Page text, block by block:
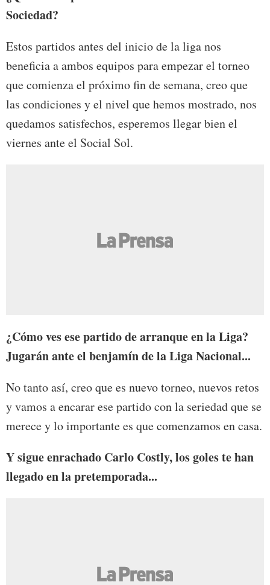
Sociedad?
Estos partidos antes del inicio de la liga nos
beneficia a ambos equipos para empezar el torneo
que comienza el próximo fin de semana, creo que
las condiciones y el nivel que hemos mostrado, nos
quedamos satisfechos, esperemos llegar bien el
viernes ante el Social Sol.
¿Cómo ves ese partido de arranque en la Liga?
Jugarán ante el benjamín de la Liga Nacional...
No tanto así, creo que es nuevo torneo, nuevos retos
y vamos a encarar ese partido con la seriedad que se
merece y lo importante es que comenzamos en casa.
Y sigue enrachado Carlo Costly, los goles te han
llegado en la pretemporada...